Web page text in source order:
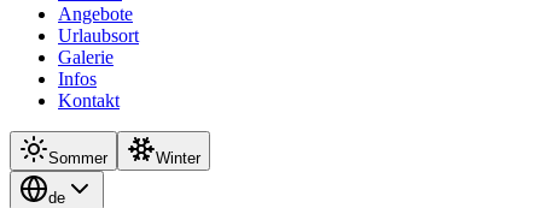
Angebote
Urlaubsort
Galerie
Infos
Kontakt
Sommer Winter
de